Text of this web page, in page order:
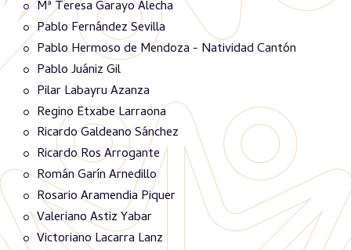
Mª Teresa Garayo Alecha
Pablo Fernández Sevilla
Pablo Hermoso de Mendoza - Natividad Cantón
Pablo Juániz Gil
Pilar Labayru Azanza
Regino Etxabe Larraona
Ricardo Galdeano Sánchez
Ricardo Ros Arrogante
Román Garín Arnedillo
Rosario Aramendia Piquer
Valeriano Astiz Yabar
Victoriano Lacarra Lanz